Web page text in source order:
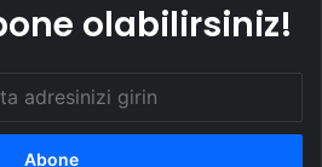
olabilirsiniz!